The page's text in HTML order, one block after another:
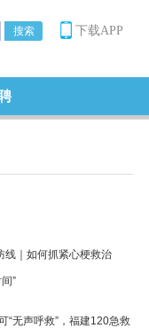
下载APP
线｜如何抓紧心梗救治
”
“无声呼救”，福建120急救